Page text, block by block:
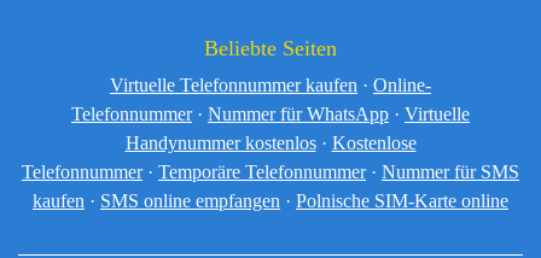
Beliebte Seiten
Virtuelle Telefonnummer kaufen · Online-
Telefonnummer · Nummer für WhatsApp · Virtuelle
Handynummer kostenlos · Kostenlose
Telefonnummer · Temporäre Telefonnummer · Nummer für SMS
kaufen · SMS online empfangen · Polnische SIM-Karte online